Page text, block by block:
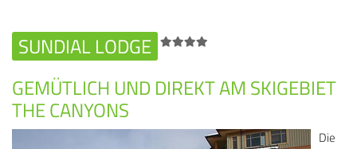
SUNDIAL LODGE
GEMÜTLICH UND DIREKT AM SKIGEBIET
THE CANYONS
Die